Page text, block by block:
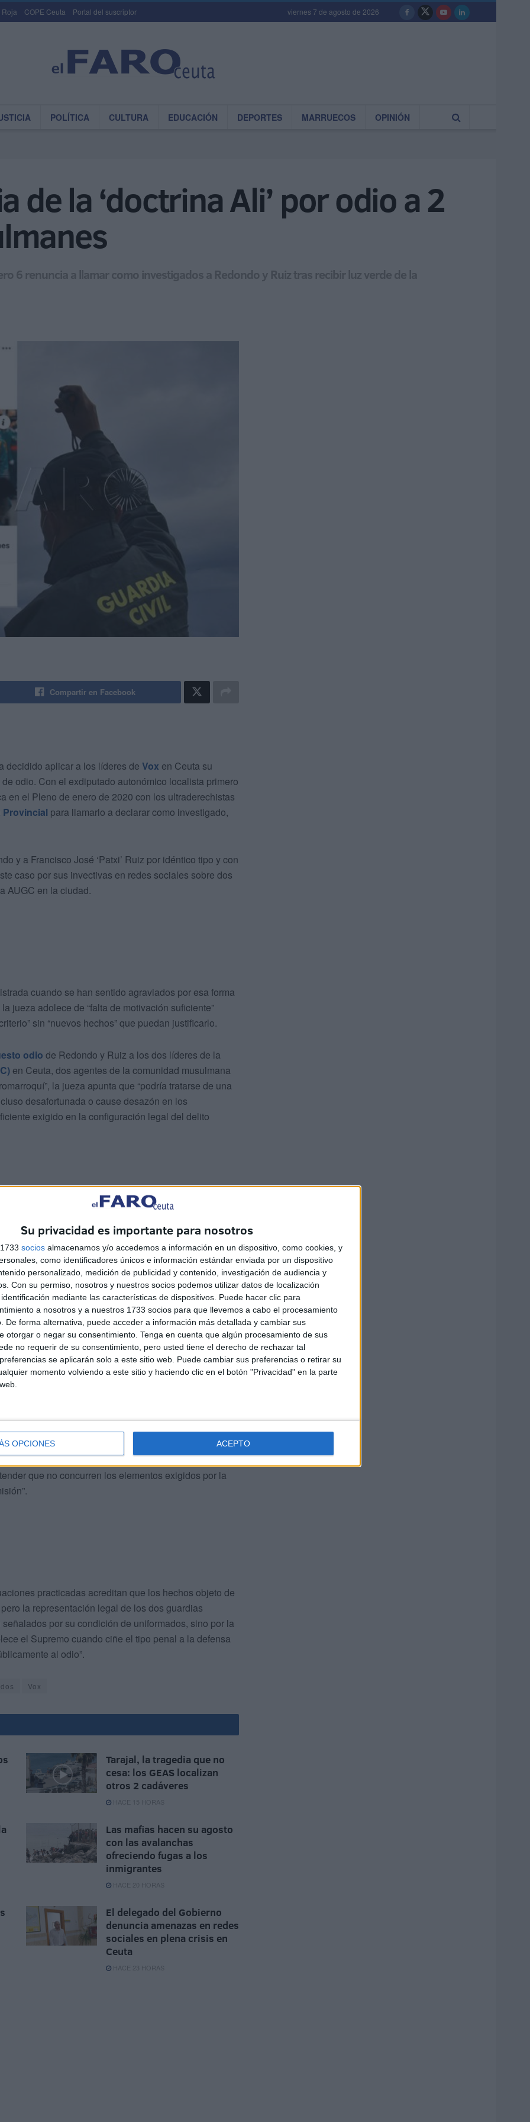
Su privacidad es importante para nosotros
socios almacenamos y/o accedemos a información en un dispositivo, como cookies, y
como identificadores únicos e información estándar enviada por un dispositivo
personalizado, medición de publicidad y contenido, investigación de audiencia y
Con su permiso, nosotros y nuestros socios podemos utilizar datos de localización
mediante las características de dispositivos. Puede hacer clic para
a nosotros y a nuestros 1733 socios para que llevemos a cabo el procesamiento
De forma alternativa, puede acceder a información más detallada y cambiar sus
otorgar o negar su consentimiento. Tenga en cuenta que algún procesamiento de sus
no requerir de su consentimiento, pero usted tiene el derecho de rechazar tal
se aplicarán solo a este sitio web. Puede cambiar sus preferencias o retirar su
momento volviendo a este sitio y haciendo clic en el botón "Privacidad" en la parte
OPCIONES ACEPTO
Roja COPE Ceuta Portal del suscriptor viernes 7 de agosto de 2026
POLÍTICA CULTURA EDUCACIÓN DEPORTES MARRUECOS OPINIÓN
de la ‘doctrina Ali’ por odio a 2
6 renuncia a llamar como investigados a Redondo y Ruiz tras recibir luz verde de la
Compartir en Facebook
decidido aplicar a los líderes de Vox en Ceuta su
odio. Con el exdiputado autonómico localista primero
en el Pleno de enero de 2020 con los ultraderechistas
para llamarlo a declarar como investigado,
y a Francisco José ‘Patxi’ Ruiz por idéntico tipo y con
caso por sus invectivas en redes sociales sobre dos
AUGC en la ciudad.
cuando se han sentido agraviados por esa forma
jueza adolece de “falta de motivación suficiente”
sin “nuevos hechos” que puedan justificarlo.
odio de Redondo y Ruiz a los dos líderes de la
en Ceuta, dos agentes de la comunidad musulmana
la jueza apunta que “podría tratarse de una
desafortunada o cause desazón en los
exigido en la configuración legal del delito
es un tipo de injusto penal complejo que implica un
y que a pesar de que puede dar pábulo a
con total objetividad e imparcialidad”.
Civil no puede haberlos], constitucionalmente,
están expuestos a cierta crítica, como no
de Derecho con amplias libertades de
concluyó que “las actuaciones practicadas
de infracción criminal por parte de Ali,
que no concurren los elementos exigidos por la
practicadas acreditan que los hechos objeto de
la representación legal de los dos guardias
por su condición de uniformados, sino por la
el Supremo cuando ciñe el tipo penal a la defensa
al odio”.
Vox
Tarajal, la tragedia que no
cesa: los GEAS localizan
otros 2 cadáveres
HACE 15 HORAS
Las mafias hacen su agosto
con las avalanchas
ofreciendo fugas a los
inmigrantes
HACE 20 HORAS
El delegado del Gobierno
denuncia amenazas en redes
sociales en plena crisis en
Ceuta
HACE 23 HORAS